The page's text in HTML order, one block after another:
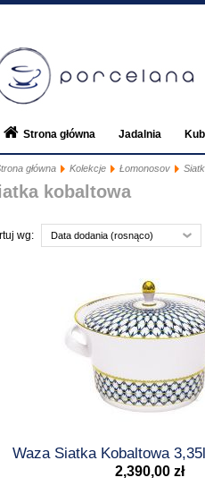
Strona główna Jadalnia
Projektanci Goebela
Informacje
główna Kolekcje Łomonosov
kobaltowa
wg: Data dodania (rosnąco)
Waza Siatka Kobaltowa
2,390,00 zł